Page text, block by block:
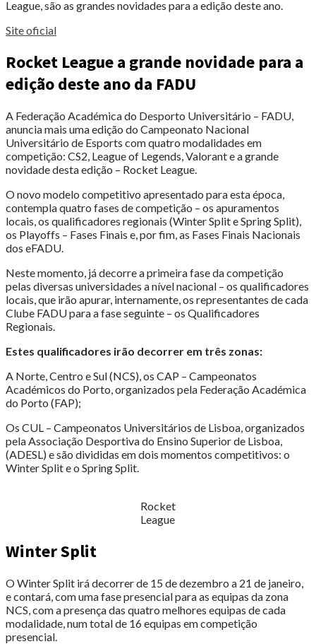
League, são as grandes novidades para a edição deste ano.
Site oficial
Rocket League a grande novidade para a
edição deste ano da FADU
A Federação Académica do Desporto Universitário – FADU,
anuncia mais uma edição do Campeonato Nacional
Universitário de Esports com quatro modalidades em
competição: CS2, League of Legends, Valorant e a grande
novidade desta edição – Rocket League.
O novo modelo competitivo apresentado para esta época,
contempla quatro fases de competição – os apuramentos
locais, os qualificadores regionais (Winter Split e Spring Split),
os Playoffs – Fases Finais e, por fim, as Fases Finais Nacionais
dos eFADU.
Neste momento, já decorre a primeira fase da competição
pelas diversas universidades a nível nacional – os qualificadores
locais, que irão apurar, internamente, os representantes de cada
Clube FADU para a fase seguinte – os Qualificadores
Regionais.
Estes qualificadores irão decorrer em três zonas:
A Norte, Centro e Sul (NCS), os CAP – Campeonatos
Académicos do Porto, organizados pela Federação Académica
do Porto (FAP);
Os CUL – Campeonatos Universitários de Lisboa, organizados
pela Associação Desportiva do Ensino Superior de Lisboa,
(ADESL) e são divididas em dois momentos competitivos: o
Winter Split e o Spring Split.
Rocket
League
Winter Split
O Winter Split irá decorrer de 15 de dezembro a 21 de janeiro,
e contará, com uma fase presencial para as equipas da zona
NCS, com a presença das quatro melhores equipas de cada
modalidade, num total de 16 equipas em competição
presencial.